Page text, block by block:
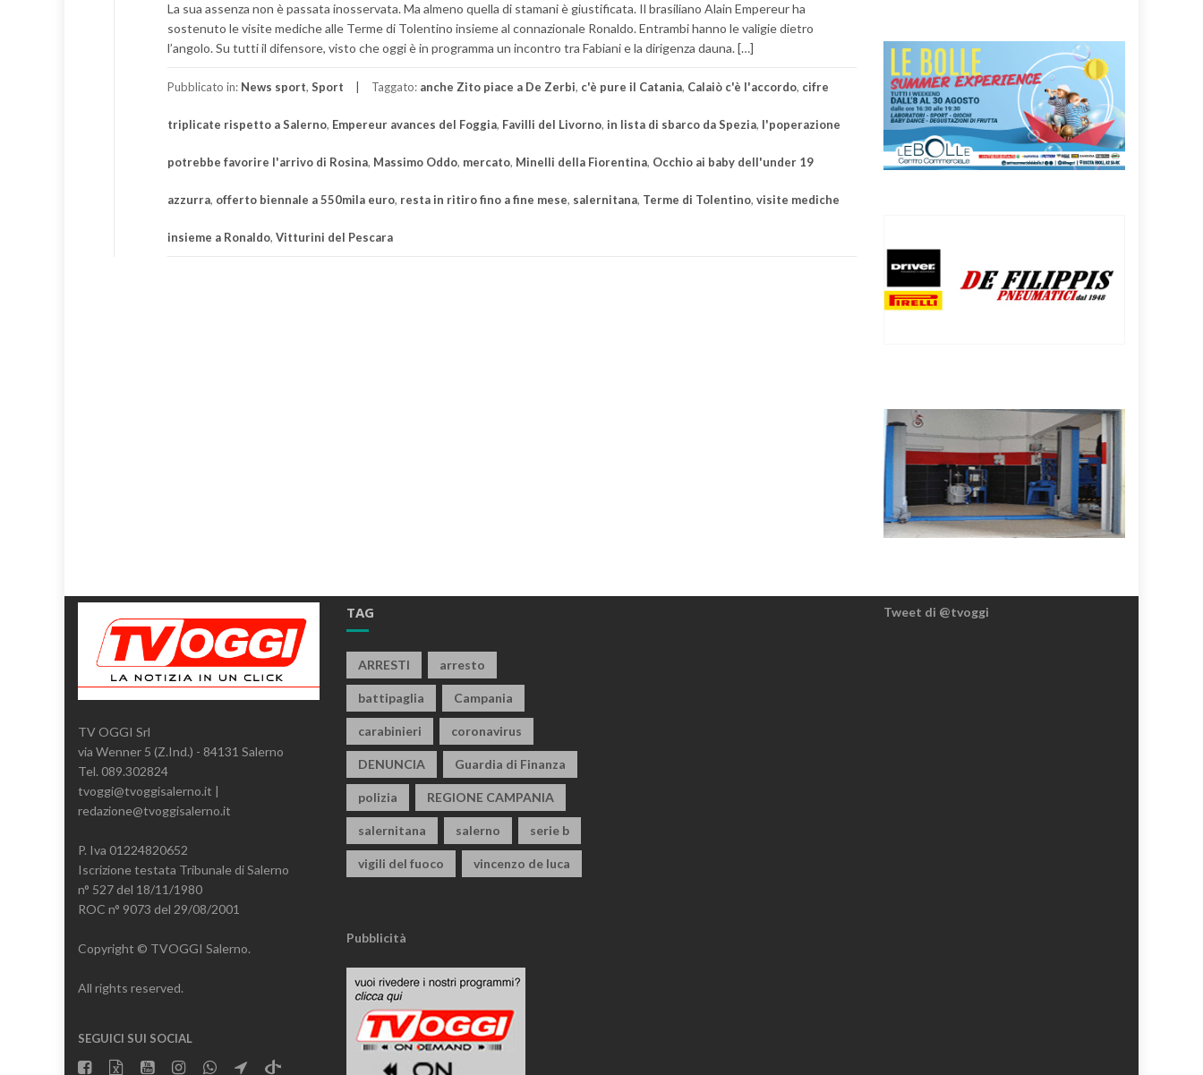
La sua assenza non è passata inosservata. Ma almeno quella di stamani è giustificata. Il brasiliano Alain Empereur ha
sostenuto le visite mediche alle Terme di Tolentino insieme al connazionale Ronaldo. Entrambi hanno le valigie dietro
l’angolo. Su tutti il difensore, visto che oggi è in programma un incontro tra Fabiani e la dirigenza dauna. […]
Pubblicato in: News sport, Sport Taggato: anche Zito piace a De Zerbi, c'è pure il Catania, Calaiò c'è l'accordo, cifre
triplicate rispetto a Salerno, Empereur avances del Foggia, Favilli del Livorno, in lista di sbarco da Spezia, l'poperazione
potrebbe favorire l'arrivo di Rosina, Massimo Oddo, mercato, Minelli della Fiorentina, Occhio ai baby dell'under 19
azzurra, offerto biennale a 550mila euro, resta in ritiro fino a fine mese, salernitana, Terme di Tolentino, visite mediche
insieme a Ronaldo, Vitturini del Pescara
TV OGGI Srl
via Wenner 5 (Z.Ind.) - 84131 Salerno
Tel. 089.302824
tvoggi@tvoggisalerno.it |
redazione@tvoggisalerno.it
P. Iva 01224820652
Iscrizione testata Tribunale di Salerno
n° 527 del 18/11/1980
ROC n° 9073 del 29/08/2001
Copyright © TVOGGI Salerno.
All rights reserved.
SEGUICI SUI SOCIAL
TAG
ARRESTI arresto
battipaglia Campania
carabinieri coronavirus
DENUNCIA Guardia di Finanza
polizia REGIONE CAMPANIA
salernitana salerno serie b
vigili del fuoco vincenzo de luca
Pubblicità
Tweet di @tvoggi